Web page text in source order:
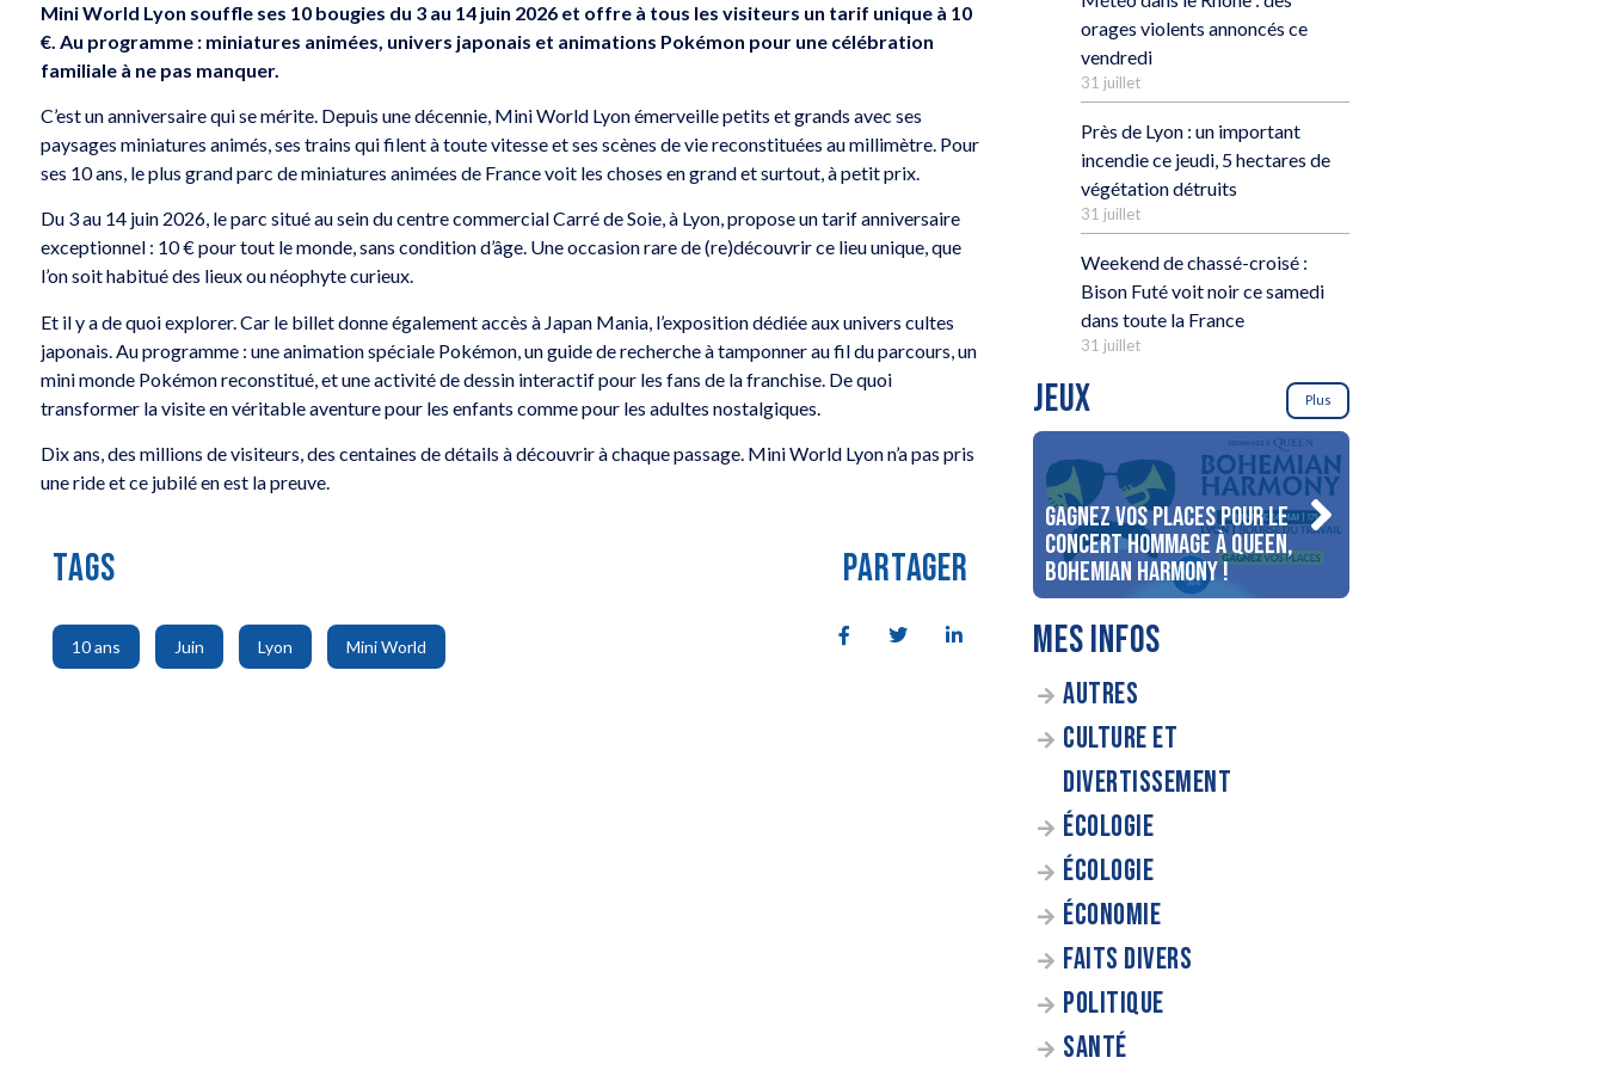
Mini World Lyon souffle ses 10 bougies du 3 au 14 juin 2026 et offre à tous les visiteurs un tarif unique à 10
€. Au programme : miniatures animées, univers japonais et animations Pokémon pour une célébration
familiale à ne pas manquer.
C’est un anniversaire qui se mérite. Depuis une décennie, Mini World Lyon émerveille petits et grands avec ses
paysages miniatures animés, ses trains qui filent à toute vitesse et ses scènes de vie reconstituées au millimètre. Pour
ses 10 ans, le plus grand parc de miniatures animées de France voit les choses en grand et surtout, à petit prix.
Du 3 au 14 juin 2026, le parc situé au sein du centre commercial Carré de Soie, à Lyon, propose un tarif anniversaire
exceptionnel : 10 € pour tout le monde, sans condition d’âge. Une occasion rare de (re)découvrir ce lieu unique, que
l’on soit habitué des lieux ou néophyte curieux.
Et il y a de quoi explorer. Car le billet donne également accès à Japan Mania, l’exposition dédiée aux univers cultes
japonais. Au programme : une animation spéciale Pokémon, un guide de recherche à tamponner au fil du parcours, un
mini monde Pokémon reconstitué, et une activité de dessin interactif pour les fans de la franchise. De quoi
transformer la visite en véritable aventure pour les enfants comme pour les adultes nostalgiques.
Dix ans, des millions de visiteurs, des centaines de détails à découvrir à chaque passage. Mini World Lyon n’a pas pris
une ride et ce jubilé en est la preuve.
TAGS
10 ans
,
Juin
,
Lyon
,
Mini World
PARTAGER
orages violents annoncés ce
vendredi
31 juillet
Près de Lyon : un important
incendie ce jeudi, 5 hectares de
végétation détruits
31 juillet
Weekend de chassé-croisé :
Bison Futé voit noir ce samedi
dans toute la France
31 juillet
JEUX Plus
Gagnez vos places pour le
concert Hommage à Queen,
Bohemian Harmony !
MES INFOS
AUTRES
CULTURE ET
DIVERTISSEMENT
ÉCOLOGIE
ÉCOLOGIE
ÉCONOMIE
FAITS DIVERS
POLITIQUE
SANTÉ